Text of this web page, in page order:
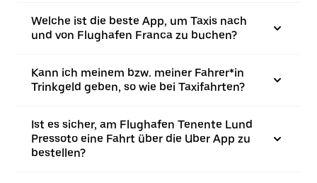
Welche ist die beste App, um Taxis nach
und von Flughafen Franca zu buchen?
Kann ich meinem bzw. meiner Fahrer*in
Trinkgeld geben, so wie bei Taxifahrten?
Ist es sicher, am Flughafen Tenente Lund
Pressoto eine Fahrt über die Uber App zu
bestellen?